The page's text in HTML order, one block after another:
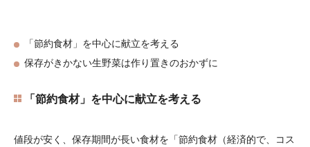
「節約食材」を中心に献立を考える
保存がきかない生野菜は作り置きのおかずに
「節約食材」を中心に献立を考える
値段が安く、保存期間が長い食材を「節約食材（経済的で、コス